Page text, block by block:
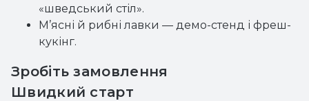
«шведський стіл».
М’ясні й рибні лавки — демо-стенд і фреш-
кукінг.
Зробіть замовлення
Швидкий старт